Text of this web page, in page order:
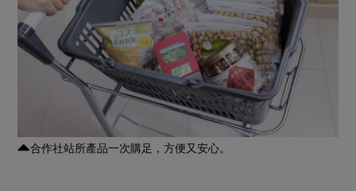
最新產品
優惠專區
素食專區
樂齡友善
養身食補
節慶大餐
高麗菜海鮮煎餅
典藏閱覽室
媒體報導
下載專區
地區活動
合作社站所產品一次購足，方便又安心。